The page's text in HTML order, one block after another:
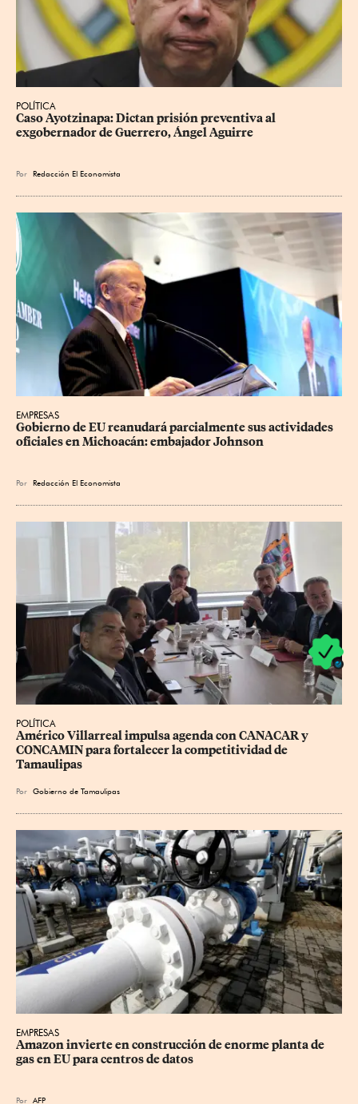
POLÍTICA
Caso Ayotzinapa: Dictan prisión preventiva al
exgobernador de Guerrero, Ángel Aguirre
Por Redacción El Economista
EMPRESAS
Gobierno de EU reanudará parcialmente sus actividades
oficiales en Michoacán: embajador Johnson
Por Redacción El Economista
POLÍTICA
Américo Villarreal impulsa agenda con CANACAR y
CONCAMIN para fortalecer la competitividad de
Tamaulipas
Por Gobierno de Tamaulipas
EMPRESAS
Amazon invierte en construcción de enorme planta de
gas en EU para centros de datos
Por AFP